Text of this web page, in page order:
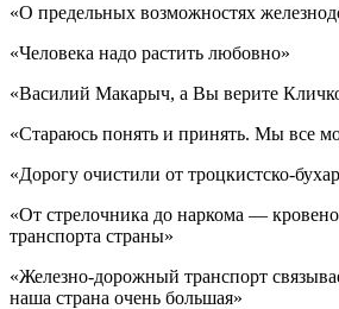
«О предельных возможностях
«Человека надо растить любовно»
«Василий Макарыч, а Вы верите
«Стараюсь понять и принять. Мы все
«Дорогу очистили от троцкистско-
«От стрелочника до наркома —
транспорта страны»
«Железно-дорожный транспорт
наша страна очень большая»